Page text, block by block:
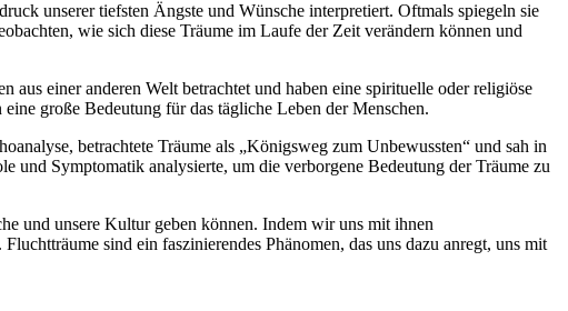
unserer tiefsten Ängste und Wünsche interpretiert. Oftmals spiegeln sie
wie sich diese Träume im Laufe der Zeit verändern können und
einer anderen Welt betrachtet und haben eine spirituelle oder religiöse
große Bedeutung für das tägliche Leben der Menschen.
betrachtete Träume als „Königsweg zum Unbewussten“ und sah in
und Symptomatik analysierte, um die verborgene Bedeutung der Träume zu
und unsere Kultur geben können. Indem wir uns mit ihnen
sind ein faszinierendes Phänomen, das uns dazu anregt, uns mit